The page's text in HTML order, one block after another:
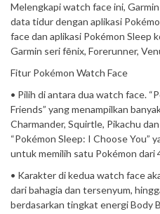
Melengkapi watch face ini,
data tidur dengan aplikasi
face dan aplikasi Pokémon Sleep
Garmin seri fēnix, Forerunner,
Fitur Pokémon Watch Face
• Pilih di antara dua watch face.
Friends” yang menampilkan
Charmander, Squirtle, Pikachu
“Pokémon Sleep: I Choose You”
untuk memilih satu Pokémon dari
• Karakter di kedua watch face
dari bahagia dan tersenyum,
berdasarkan tingkat energi Body